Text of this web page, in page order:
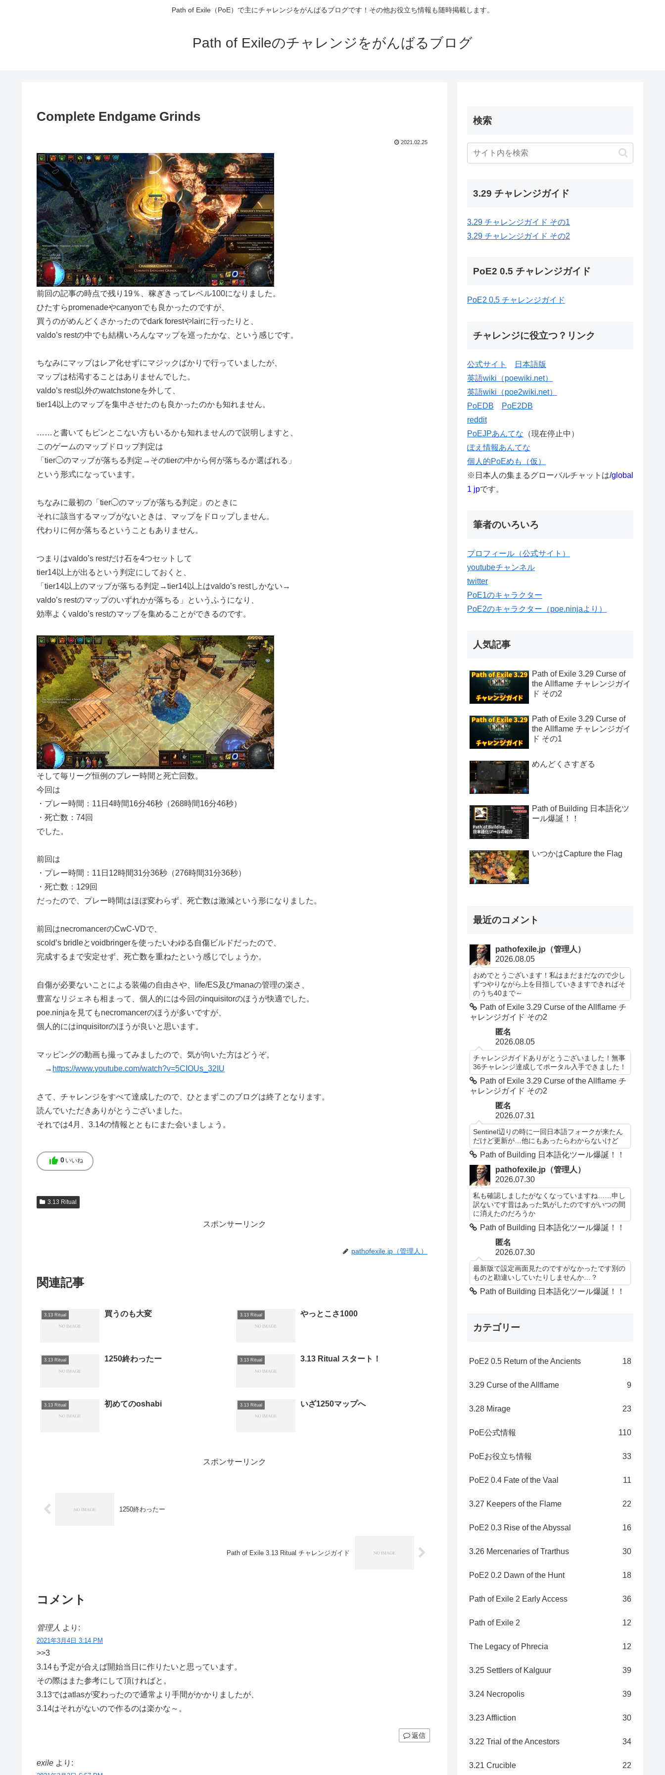
Path of Exile（PoE）で主にチャレンジをがんばるブログです！その他お役立ち情報も随時掲載します。
Path of Exileのチャレンジをがんばるブログ
Complete Endgame Grinds
2021.02.25
前回の記事の時点で残り19％、稼ぎきってレベル100になりました。
ひたすらpromenadeやcanyonでも良かったのですが、
買うのがめんどくさかったのでdark forestやlairに行ったりと、
valdo’s restの中でも結構いろんなマップを巡ったかな、という感じです。
ちなみにマップはレア化せずにマジックばかりで行っていましたが、
マップは枯渇することはありませんでした。
valdo’s rest以外のwatchstoneを外して、
tier14以上のマップを集中させたのも良かったのかも知れません。
……と書いてもピンとこない方もいるかも知れませんので説明しますと、
このゲームのマップドロップ判定は
「tier◯のマップが落ちる判定→そのtierの中から何が落ちるか選ばれる」
という形式になっています。
ちなみに最初の「tier◯のマップが落ちる判定」のときに
それに該当するマップがないときは、マップをドロップしません。
代わりに何か落ちるということもありません。
つまりはvaldo’s restだけ石を4つセットして
tier14以上が出るという判定にしておくと、
「tier14以上のマップが落ちる判定→tier14以上はvaldo’s restしかない→
valdo’s restのマップのいずれかが落ちる」というふうになり、
効率よくvaldo’s restのマップを集めることができるのです。
そして毎リーグ恒例のプレー時間と死亡回数。
今回は
・プレー時間：11日4時間16分46秒（268時間16分46秒）
・死亡数：74回
でした。
前回は
・プレー時間：11日12時間31分36秒（276時間31分36秒）
・死亡数：129回
だったので、プレー時間はほぼ変わらず、死亡数は激減という形になりました。
前回はnecromancerのCwC-VDで、
scold’s bridleとvoidbringerを使ったいわゆる自傷ビルドだったので、
完成するまで安定せず、死亡数を重ねたという感じでしょうか。
自傷が必要ないことによる装備の自由さや、life/ES及びmanaの管理の楽さ、
豊富なリジェネも相まって、個人的には今回のinquisitorのほうが快適でした。
poe.ninjaを見てもnecromancerのほうが多いですが、
個人的にはinquisitorのほうが良いと思います。
マッピングの動画も撮ってみましたので、気が向いた方はどうぞ。
→ https://www.youtube.com/watch?v=5CIOUs_32IU
さて、チャレンジをすべて達成したので、ひとまずこのブログは終了となります。
読んでいただきありがとうございました。
それでは4月、3.14の情報とともにまた会いましょう。
thumb_up 0 いいね
3.13 Ritual
スポンサーリンク
pathofexile.jp（管理人）
関連記事
3.13 Ritual 買うのも大変 3.13 Ritual やっとこさ1000
3.13 Ritual 1250終わったー 3.13 Ritual 3.13 Ritual スタート！
3.13 Ritual 初めてのoshabi 3.13 Ritual いざ1250マップへ
スポンサーリンク
1250終わったー
Path of Exile 3.13 Ritual チャレンジガイド
コメント
管理人 より:
2021年3月4日 3:14 PM
>>3
3.14も予定が合えば開始当日に作りたいと思っています。
その際はまた参考にして頂ければと。
3.13ではatlasが変わったので通常より手間がかかりましたが、
3.14はそれがないので作るのは楽かな～。
返信
exile より:
検索
3.29 チャレンジガイド
3.29 チャレンジガイド その1
3.29 チャレンジガイド その2
PoE2 0.5 チャレンジガイド
PoE2 0.5 チャレンジガイド
チャレンジに役立つ？リンク
公式サイト
日本語版
英語wiki（poewiki.net）
英語wiki（poe2wiki.net）
PoEDB
PoE2DB
reddit
PoEJPあんてな （現在停止中）
ぽえ情報あんてな
個人的PoEめも（仮）
※日本人の集まるグローバルチャットは/global
1 jpです。
筆者のいろいろ
プロフィール（公式サイト）
youtubeチャンネル
twitter
PoE1のキャラクター
PoE2のキャラクター（poe.ninjaより）
人気記事
Path of Exile 3.29 Curse of
the Allflame チャレンジガイ
ド その2
Path of Exile 3.29 Curse of
the Allflame チャレンジガイ
ド その1
めんどくさすぎる
Path of Building 日本語化ツ
ール爆誕！！
いつかはCapture the Flag
最近のコメント
pathofexile.jp（管理人）
2026.08.05
おめでとうございます！私はまだまだなので少し
ずつやりながら上を目指していきますできればそ
のうち40まで～
Path of Exile 3.29 Curse of the Allflame チ
ャレンジガイド その2
匿名
2026.08.05
チャレンジガイドありがとうございました！無事
36チャレンジ達成してポータル入手できました！
Path of Exile 3.29 Curse of the Allflame チ
ャレンジガイド その2
匿名
2026.07.31
Sentinel辺りの時に一回日本語フォークが来たん
だけど更新が…他にもあったらわからないけど
Path of Building 日本語化ツール爆誕！！
pathofexile.jp（管理人）
2026.07.30
私も確認しましたがなくなっていますね……申し
訳ないです昔はあった気がしたのですがいつの間
に消えたのだろうか
Path of Building 日本語化ツール爆誕！！
匿名
2026.07.30
最新版で設定画面見たのですがなかったです別の
ものと勘違いしていたりしませんか…？
Path of Building 日本語化ツール爆誕！！
カテゴリー
PoE2 0.5 Return of the Ancients 18
3.29 Curse of the Allflame 9
3.28 Mirage 23
PoE公式情報 110
PoEお役立ち情報 33
PoE2 0.4 Fate of the Vaal 11
3.27 Keepers of the Flame 22
PoE2 0.3 Rise of the Abyssal 16
3.26 Mercenaries of Trarthus 30
PoE2 0.2 Dawn of the Hunt 18
Path of Exile 2 Early Access 36
Path of Exile 2 12
The Legacy of Phrecia 12
3.25 Settlers of Kalguur 39
3.24 Necropolis 39
3.23 Affliction 30
3.22 Trial of the Ancestors 34
3.21 Crucible 22